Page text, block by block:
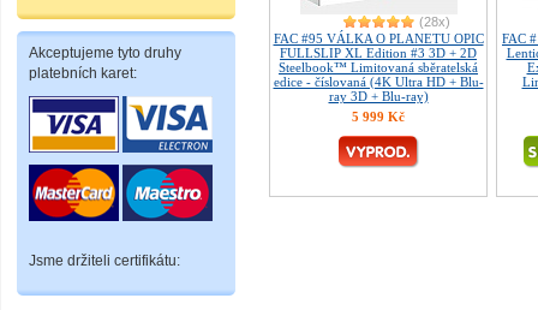
Akceptujeme tyto druhy
platebních karet:
Jsme držiteli certifikátu:
(28x)
FAC #95 VÁLKA O PLANETU OPIC
FULLSLIP XL Edition #3 3D + 2D
Steelbook™ Limitovaná sběratelská
edice - číslovaná (4K Ultra HD + Blu-
ray 3D + Blu-ray)
5 999 Kč
FAC